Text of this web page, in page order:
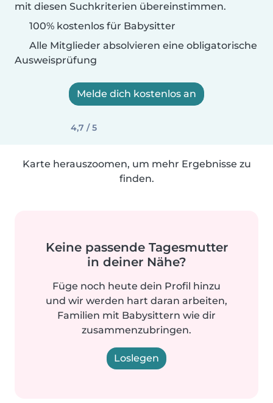
mit diesen Suchkriterien übereinstimmen.
100% kostenlos für Babysitter
Alle Mitglieder absolvieren eine obligatorische
Ausweisprüfung
Melde dich kostenlos an
4,7 / 5
Karte herauszoomen, um mehr Ergebnisse zu
finden.
Keine passende Tagesmutter
in deiner Nähe?
Füge noch heute dein Profil hinzu
und wir werden hart daran arbeiten,
Familien mit Babysittern wie dir
zusammenzubringen.
Loslegen